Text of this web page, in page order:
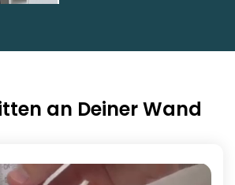
an Deiner Wand